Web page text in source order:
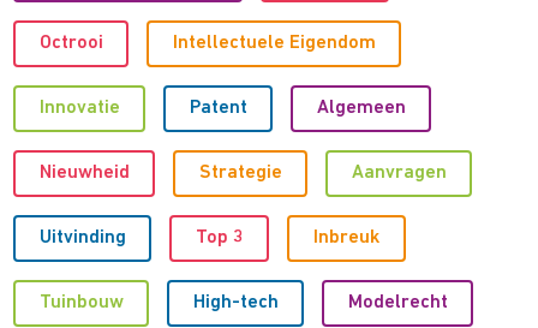
Octrooi Intellectuele Eigendom
Innovatie Patent Algemeen
Nieuwheid Strategie Aanvragen
Uitvinding Top 3 Inbreuk
Tuinbouw High-tech Modelrecht